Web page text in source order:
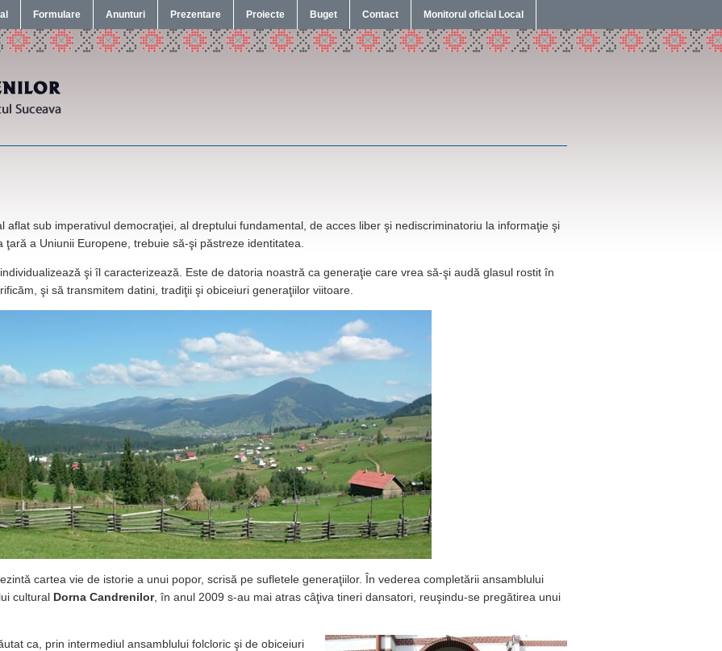
Formulare Anunturi Prezentare Proiecte Buget Contact Monitorul oficial Local
aflat sub imperativul democraţiei, al dreptului fundamental, de acces liber şi nediscriminatoriu la informaţie şi
a Uniunii Europene, trebuie să-şi păstreze identitatea.
şi îl caracterizează. Este de datoria noastră ca generaţie care vrea să-şi audă glasul rostit în
şi să transmitem datini, tradiţii şi obiceiuri generaţiilor viitoare.
cartea vie de istorie a unui popor, scrisă pe sufletele generaţiilor. În vederea completării ansamblului
cultural Dorna Candrenilor, în anul 2009 s-au mai atras câţiva tineri dansatori, reuşindu-se pregătirea unui
ca, prin intermediul ansamblului folcloric şi de obiceiuri